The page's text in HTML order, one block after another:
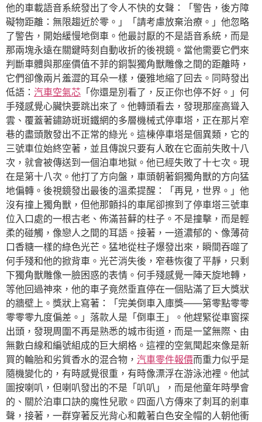
他的車載語音系統發出了令人不快的女聲：「警告，後方障
礙物距離：無限趨近於零。」「請考慮放棄治療。」他忽略
了警告，開始緩慢地倒車。他最討厭的不是語音系統，而是
那兩塊永遠在關鍵時刻自動收折的後視鏡。當他需要它們來
判斷車體與那座價值不菲的銅製獨角獸雕像之間的距離時，
它們卻像兩片羞澀的耳朵一樣，優雅地縮了回去。同時發出
低語： 汽車空氣芯 「你還是別看了，反正你也停不好。」何
手殘感覺心臟快要跳出來了。他轉頭看去，發現那座高聳入
雲、覆蓋著鏽跡斑斑鐵網的多層機械式停車塔，正在那片窄
巷的盡頭散發出不正常的綠光。這棟停車塔是個異類，它的
三號車位始終空著，並且傳說只要有人敢在它面前失敗十八
次，就會被傳送到一個泊車地獄。他已經失敗了十七次。現
在是第十八次。他打了方向盤，車頭朝著銅獨角獸的方向猛
地偏轉。後視鏡發出最後的溫柔提醒：「再見，世界。」他
沒有撞上獨角獸，但他那顫抖的車尾卻擦到了停車塔三號車
位入口處的一根古老、佈滿苔蘚的柱子。不是撞擊，而是輕
柔的碰觸，像戀人之間的耳語。接著，一道濃郁的、像薄荷
口香糖一樣的綠色光芒。猛地從柱子爆發出來，瞬間吞噬了
何手殘和他的掀背車。光芒消失後，窄巷恢復了平靜，只剩
下獨角獸雕像一臉困惑的表情。何手殘感覺一陣天旋地轉，
等他回過神來，他的車子竟然垂直停在一個貼滿了巨大獎狀
的牆壁上。獎狀上寫著：「完美倒車入庫獎——第零點零零
零零零九度偏差。」落款人是「倒車王」。他趕緊從車窗探
出頭，發現周圍不再是熟悉的城市街道，而是一望無際、由
無數白線和編號組成的巨大網格。這裡的空氣聞起來像是新
買的輪胎和劣質香水的混合物， 汽車零件報價而重力似乎是
隨機變化的，有時感覺很重，有時像漂浮在游泳池裡。他試
圖按喇叭，但喇叭發出的不是「叭叭」，而是他童年時學會
的、關於泊車口訣的魔性兒歌。四面八方傳來了刺耳的剎車
聲，接著，一群穿著反光背心和戴著白色安全帽的人朝他衝